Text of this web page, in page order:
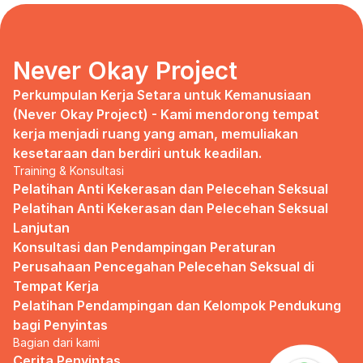
marketing strategy, I uphold myself to fill
that position. I believe I had something to
give, I like designing, and Social Media is
kinda my forte, so I did work on that solo.
Until one day I’ve had enough:
I came to work finding out that they
outsourced a social media analyst (which
conveniently consists of ALL GUYS) to
Don’t get me wrong, I want the best for
the company, but they didn’t even run it
up on me that they’re trying to solve the
marketing problem (that I was unaware
of).
I will never forget the laughs they all
shared in the meeting room, with no vagina
Never Okay Project
Perkumpulan Kerja Setara untuk Kemanusiaan
(Never Okay Project) - Kami mendorong tempat
kerja menjadi ruang yang aman, memuliakan
kesetaraan dan berdiri untuk keadilan.
Training & Konsultasi
Pelatihan Anti Kekerasan dan Pelecehan Seksual
Pelatihan Anti Kekerasan dan Pelecehan Seksual
Lanjutan
Konsultasi dan Pendampingan Peraturan
Perusahaan Pencegahan Pelecehan Seksual di
Tempat Kerja
Pelatihan Pendampingan dan Kelompok Pendukung
bagi Penyintas
Bagian dari kami